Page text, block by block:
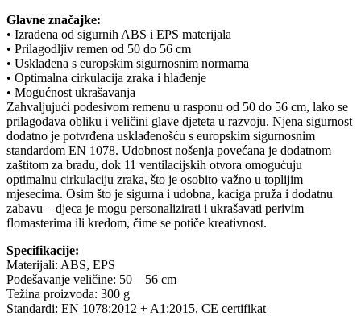
Glavne značajke:
• Izrađena od sigurnih ABS i EPS materijala
• Prilagodljiv remen od 50 do 56 cm
• Usklađena s europskim sigurnosnim normama
• Optimalna cirkulacija zraka i hlađenje
• Mogućnost ukrašavanja
Zahvaljujući podesivom remenu u rasponu od 50 do 56 cm, lako se
prilagođava obliku i veličini glave djeteta u razvoju. Njena sigurnost
dodatno je potvrđena usklađenošću s europskim sigurnosnim
standardom EN 1078. Udobnost nošenja povećana je dodatnom
zaštitom za bradu, dok 11 ventilacijskih otvora omogućuju
optimalnu cirkulaciju zraka, što je osobito važno u toplijim
mjesecima. Osim što je sigurna i udobna, kaciga pruža i dodatnu
zabavu – djeca je mogu personalizirati i ukrašavati perivim
flomasterima ili kredom, čime se potiče kreativnost.
Specifikacije:
Materijali: ABS, EPS
Podešavanje veličine: 50 – 56 cm
Težina proizvoda: 300 g
Standardi: EN 1078:2012 + A1:2015, CE certifikat